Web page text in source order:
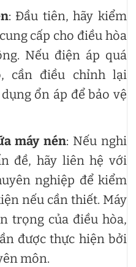
: Đầu tiên, hãy kiểm
cấp cho điều hòa
Nếu điện áp quá
cần điều chỉnh lại
ổn áp để bảo vệ
máy nén: Nếu nghi
đề, hãy liên hệ với
nghiệp để kiểm
nếu cần thiết. Máy
trọng của điều hòa,
được thực hiện bởi
môn.